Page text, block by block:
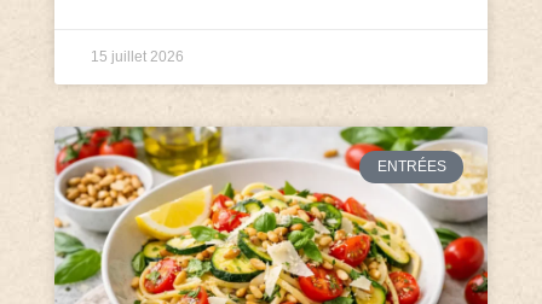
15 juillet 2026
ENTRÉES